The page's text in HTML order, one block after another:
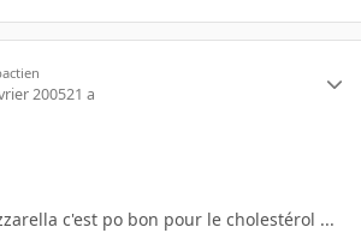
200521 a
c'est po bon pour le cholestérol ...